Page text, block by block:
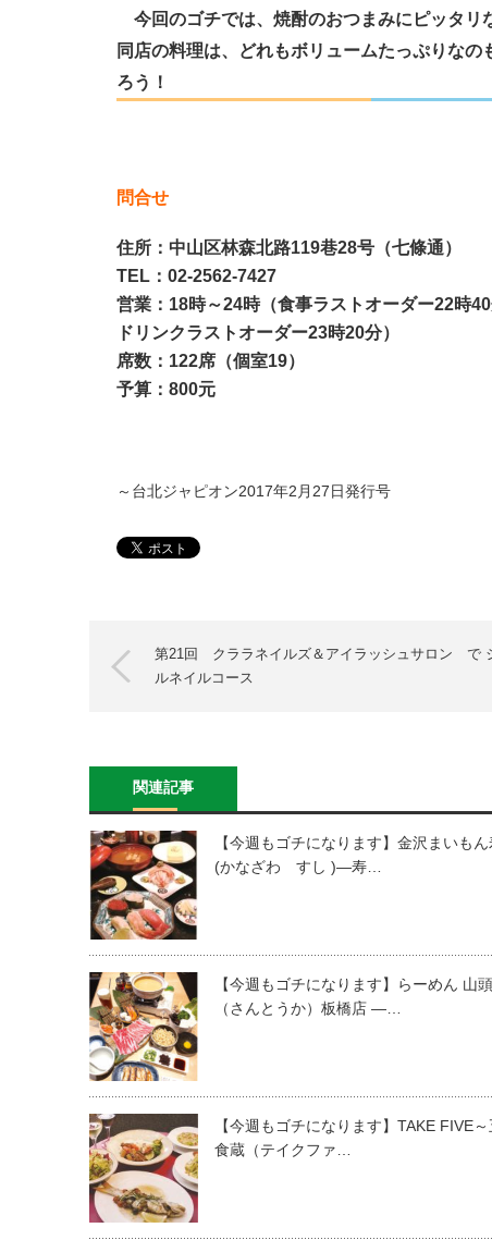
今回のゴチでは、焼酎のおつまみにピッタリ
同店の料理は、どれもボリュームたっぷりな
ろう！
問合せ
住所：中山区林森北路119巷28号（七條通）
TEL：02-2562-7427
営業：18時～24時（食事ラストオーダー22時40
ドリンクラストオーダー23時20分）
席数：122席（個室19）
予算：800元
～台北ジャピオン2017年2月27日発行号
第21回 クララネイルズ＆アイラッシュサロン で
ルネイルコース
関連記事
【今週もゴチになります】金沢まいもん
(かなざわ すし )—寿…
【今週もゴチになります】らーめん 山
（さんとうか）板橋店 ―…
【今週もゴチになります】TAKE FIVE
食蔵（テイクファ…